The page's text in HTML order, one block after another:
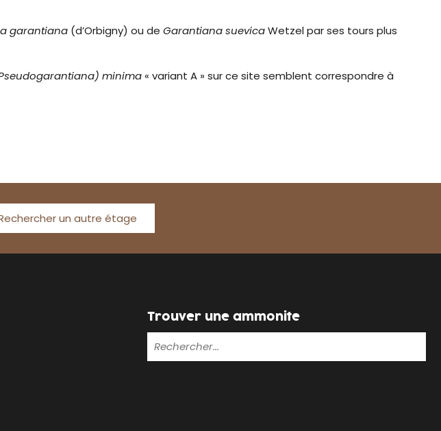
garantiana (d’Orbigny) ou de Garantiana suevicaWetzel par ses tours plus
minima« variant A » sur ce site semblent correspondre à
un autre étage
Trouver une ammonite